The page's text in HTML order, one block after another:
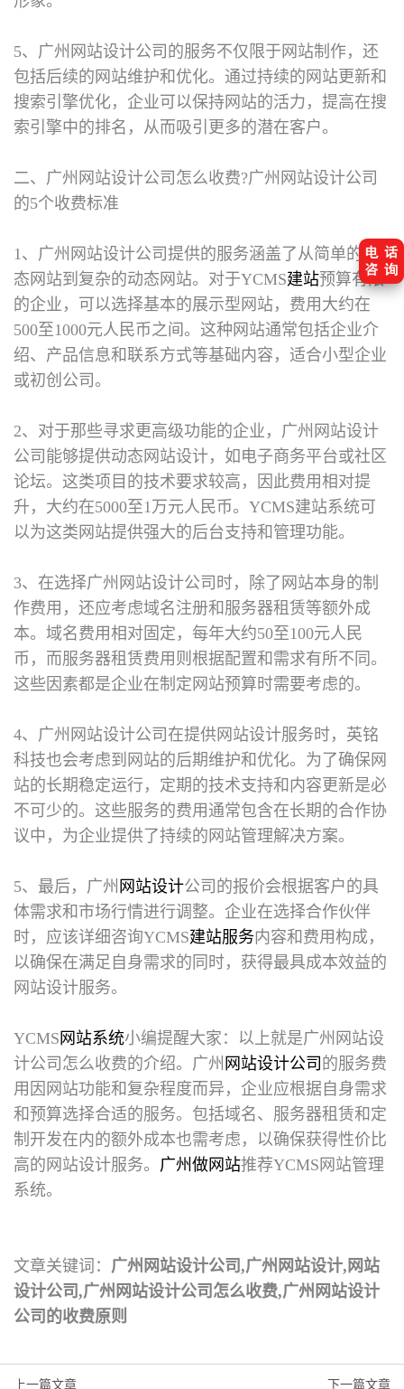
5、广州网站设计公司的服务不仅限于网站制作，还
包括后续的网站维护和优化。通过持续的网站更新和
搜索引擎优化，企业可以保持网站的活力，提高在搜
索引擎中的排名，从而吸引更多的潜在客户。
二、广州网站设计公司怎么收费?广州网站设计公司
的5个收费标准
1、广州网站设计公司提供的服务涵盖了从简单的静
态网站到复杂的动态网站。对于YCMS建站预算有限
的企业，可以选择基本的展示型网站，费用大约在
500至1000元人民币之间。这种网站通常包括企业介
绍、产品信息和联系方式等基础内容，适合小型企业
或初创公司。
2、对于那些寻求更高级功能的企业，广州网站设计
公司能够提供动态网站设计，如电子商务平台或社区
论坛。这类项目的技术要求较高，因此费用相对提
升，大约在5000至1万元人民币。YCMS建站系统可
以为这类网站提供强大的后台支持和管理功能。
3、在选择广州网站设计公司时，除了网站本身的制
作费用，还应考虑域名注册和服务器租赁等额外成
本。域名费用相对固定，每年大约50至100元人民
币，而服务器租赁费用则根据配置和需求有所不同。
这些因素都是企业在制定网站预算时需要考虑的。
4、广州网站设计公司在提供网站设计服务时，英铭
科技也会考虑到网站的后期维护和优化。为了确保网
站的长期稳定运行，定期的技术支持和内容更新是必
不可少的。这些服务的费用通常包含在长期的合作协
议中，为企业提供了持续的网站管理解决方案。
5、最后，广州 网站设计公司的报价会根据客户的具
体需求和市场行情进行调整。企业在选择合作伙伴
时，应该详细咨询YCMS建站服务内容和费用构成，
以确保在满足自身需求的同时，获得最具成本效益的
网站设计服务。
YCMS 网站系统小编提醒大家：以上就是广州网站设
计公司 怎么收费的介绍。广州 网站设计公司 的服务费
用因网站功能和复杂程度而异，企业应根据自身需求
和预算选择合适的服务。包括域名、服务器租赁和定
制开发在内的额外成本也需考虑，以确保获得性价比
高的网站设计服务。 广州做网站推荐YCMS网站管理
系统。
文章关键词： 广州网站设计公司,广州网站设计,网站
设计公司,广州网站设计公司怎么收费,广州网站设计
公司的收费原则
上一篇文章 下一篇文章